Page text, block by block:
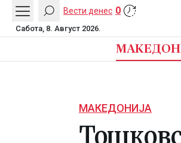
Вести денес 0
Сабота, 8. Август 2026.
МАКЕДОНИЈА